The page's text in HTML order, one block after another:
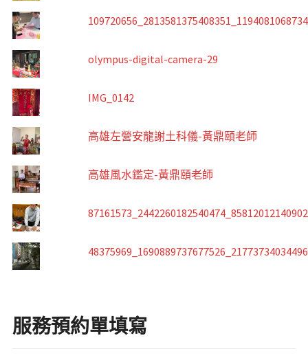
olympus-digital-camera-29
IMG_0142
高雄左營安龍謝土科儀-黃鼎頤老師
高雄風水鑑定-黃鼎頤老師
服務預約單填寫